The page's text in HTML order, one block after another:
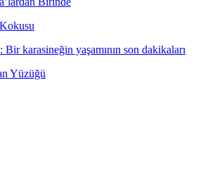
karasineğin yaşamının son dakikaları
Yüzüğü